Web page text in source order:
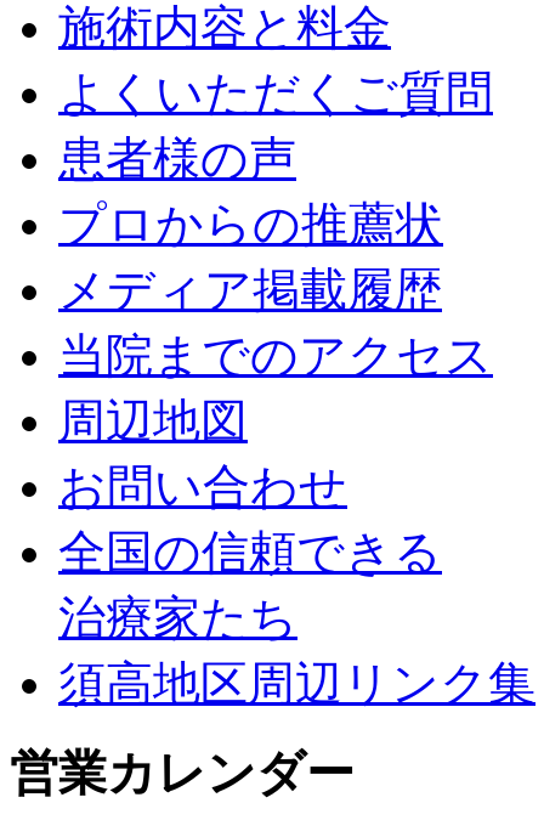
施術内容と料金
よくいただくご質問
患者様の声
プロからの推薦状
メディア掲載履歴
当院までのアクセス
周辺地図
お問い合わせ
全国の信頼できる
治療家たち
須高地区周辺リンク集
営業カレンダー